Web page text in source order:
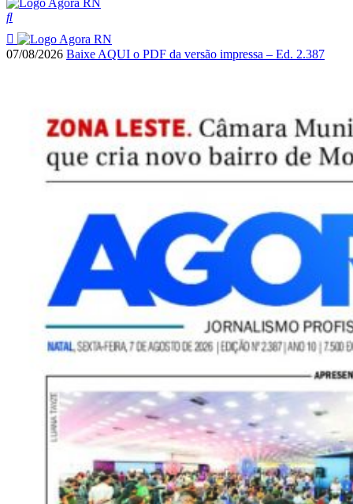
07/08/2026 Baixe AQUI o PDF da versão impressa – Ed. 2.387